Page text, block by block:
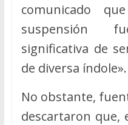
comunicado
suspensión
significativa de
de diversa índole».
No obstante,
descartaron que,